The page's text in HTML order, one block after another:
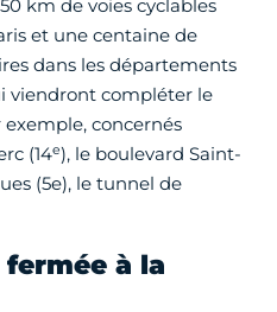
km de voies cyclables
et une centaine de
dans les départements
viendront compléter le
exemple, concernés
(14e), le boulevard Saint-
(5e), le tunnel de
à la